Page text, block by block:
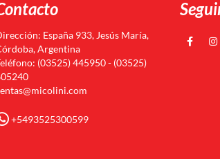
España 933, Jesús María,
Argentina
(03525) 445950 - (03525)
+5493525300599